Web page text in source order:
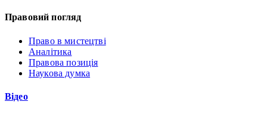
Правовий погляд
Право в мистецтві
Аналітика
Правова позиція
Наукова думка
Відео